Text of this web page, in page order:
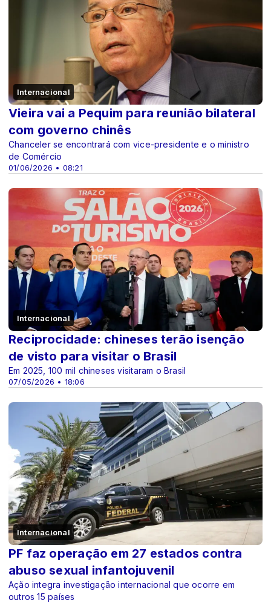
Internacional
01/06/2026 • 08:21
Vieira vai a Pequim para reunião bilateral
com governo chinês
Chanceler se encontrará com vice-presidente e o ministro
de Comércio
Internacional
07/05/2026 • 18:06
Reciprocidade: chineses terão isenção
de visto para visitar o Brasil
Em 2025, 100 mil chineses visitaram o Brasil
Internacional
PF faz operação em 27 estados contra
abuso sexual infantojuvenil
Ação integra investigação internacional que ocorre em
outros 15 países